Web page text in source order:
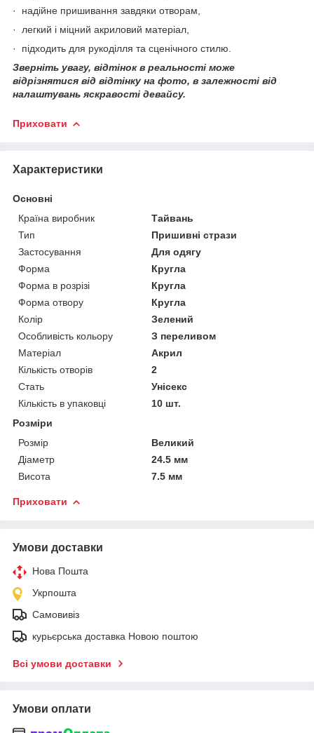
· надійне пришивання завдяки отворам,
· легкий і міцний акриловий матеріал,
· підходить для рукоділля та сценічного стилю.
Зверніть увагу, відтінок в реальності може
відрізнятися від відтінку на фото, в залежності від
налаштувань яскравості девайсу.
Приховати
Характеристики
Основні
Країна виробник
Тайвань
Тип
Пришивні стрази
Застосування
Для одягу
Форма
Кругла
Форма в розрізі
Кругла
Форма отвору
Кругла
Колір
Зелений
Особливість кольору
З переливом
Матеріал
Акрил
Кількість отворів
2
Стать
Унісекс
Кількість в упаковці
10 шт.
Розміри
Розмір
Великий
Діаметр
24.5 мм
Висота
7.5 мм
Приховати
Умови доставки
Нова Пошта
Укрпошта
Самовивіз
курьєрська доставка Новою поштою
Всі умови доставки
Умови оплати